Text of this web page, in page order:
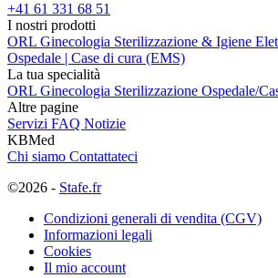
+41 61 331 68 51
I nostri prodotti
ORL Ginecologia Sterilizzazione & Igiene
Ospedale | Case di cura (EMS)
La tua specialità
ORL Ginecologia Sterilizzazione Ospedale/
Altre pagine
Servizi FAQ Notizie
KBMed
Chi siamo Contattateci
©2026 - Stafe.fr
Condizioni generali di vendita (CGV)
Informazioni legali
Cookies
Il mio account